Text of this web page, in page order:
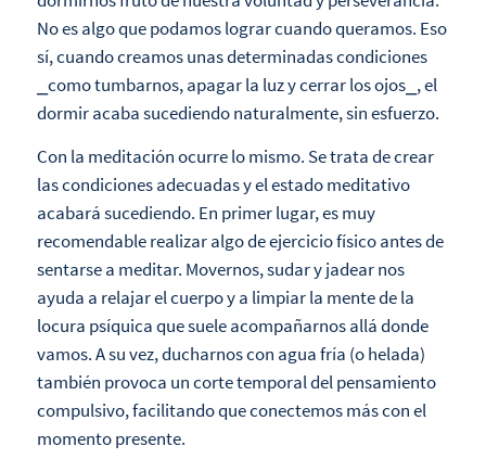
No es algo que podamos lograr cuando queramos. Eso
sí, cuando creamos unas determinadas condiciones
⎯como tumbarnos, apagar la luz y cerrar los ojos⎯, el
dormir acaba sucediendo naturalmente, sin esfuerzo.
Con la meditación ocurre lo mismo. Se trata de crear
las condiciones adecuadas y el estado meditativo
acabará sucediendo. En primer lugar, es muy
recomendable realizar algo de ejercicio físico antes de
sentarse a meditar. Movernos, sudar y jadear nos
ayuda a relajar el cuerpo y a limpiar la mente de la
locura psíquica que suele acompañarnos allá donde
vamos. A su vez, ducharnos con agua fría (o helada)
también provoca un corte temporal del pensamiento
compulsivo, facilitando que conectemos más con el
momento presente.